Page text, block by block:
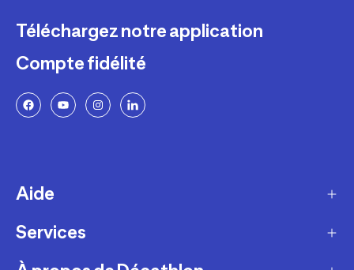
Téléchargez notre application
Compte fidélité
Aide
Livraison
Retours et échanges
Services